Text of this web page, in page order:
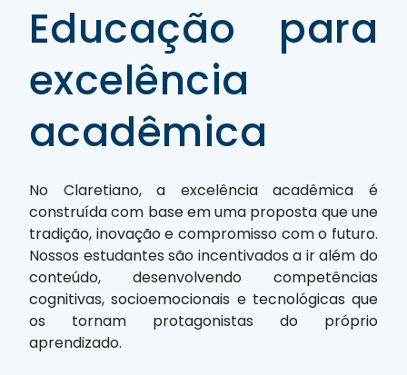
Educação para
excelência
acadêmica
No Claretiano, a excelência acadêmica é
construída com base em uma proposta que une
tradição, inovação e compromisso com o futuro.
Nossos estudantes são incentivados a ir além do
conteúdo, desenvolvendo competências
cognitivas, socioemocionais e tecnológicas que
os tornam protagonistas do próprio
aprendizado.